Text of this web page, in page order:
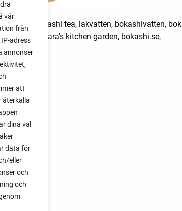
vår
från
adress
annonser
att
återkalla
dina val
data för
eller
och
och
bokashi, bokashi tea, lakvatten, bokashivatten,
trädgård, sara's kitchen garden, bokashi.se,